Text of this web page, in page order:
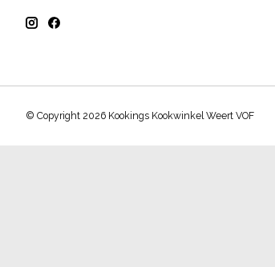
© Copyright 2026 Kookings Kookwinkel Weert VOF